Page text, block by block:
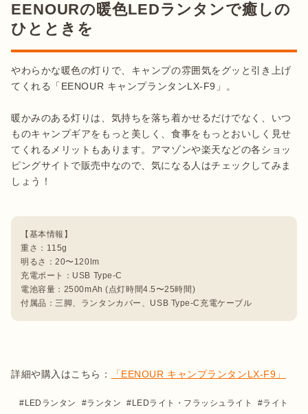
EENOURの暖色LEDランタンで癒しの
ひとときを
やわらかな暖色の灯りで、キャンプの雰囲気をグッと引き上げ
てくれる「EENOUR キャンプランタンLX-F9」。
暖かみのある灯りは、気持ちを落ち着かせるだけでなく、いつ
ものキャンプギアをもっと美しく、食事をもっとおいしく見せ
てくれるメリットもあります。アマゾンや楽天などの各ショッ
ピングサイトで販売中なので、気になる人はチェックしてみま
しょう！
【基本情報】
重さ：115g
明るさ：20〜120lm
充電ポート：USB Type-C
電池容量：2500mAh (点灯時間4.5〜25時間)
付属品：三脚、ランタンカバー、USB Type-C充電ケーブル
詳細や購入はこちら： 「EENOUR キャンプランタンLX-F9」
LEDランタン ランタン LEDライト・フラッシュライト ライト